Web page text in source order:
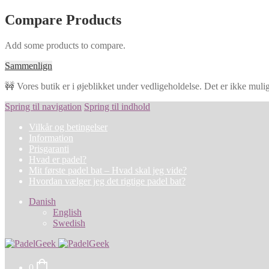
Compare Products
Add some products to compare.
Sammenlign
🚧 Vores butik er i øjeblikket under vedligeholdelse. Det er ikke
Spring til navigation Spring til indhold
Vilkår og betingelser
Information
Prisgaranti
Hvad er padel?
Mit første padel bat – Hvad skal jeg vide?
Hvordan vælger jeg det rigtige padel bat?
Danish
English
Swedish